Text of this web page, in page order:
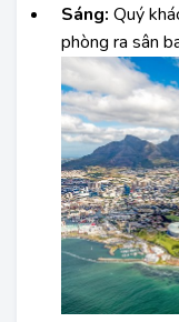
Sáng: Quý
phòng ra sân